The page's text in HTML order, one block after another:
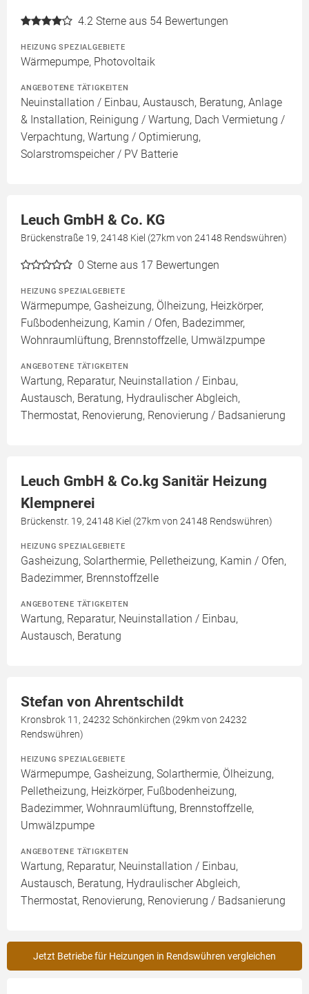
4.2 Sterne aus 54 Bewertungen
HEIZUNG SPEZIALGEBIETE
Wärmepumpe, Photovoltaik
ANGEBOTENE TÄTIGKEITEN
Neuinstallation / Einbau, Austausch, Beratung, Anlage
& Installation, Reinigung / Wartung, Dach Vermietung /
Verpachtung, Wartung / Optimierung,
Solarstromspeicher / PV Batterie
Leuch GmbH & Co. KG
Brückenstraße 19, 24148 Kiel (27km von 24148 Rendswühren)
0 Sterne aus 17 Bewertungen
HEIZUNG SPEZIALGEBIETE
Wärmepumpe, Gasheizung, Ölheizung, Heizkörper,
Fußbodenheizung, Kamin / Ofen, Badezimmer,
Wohnraumlüftung, Brennstoffzelle, Umwälzpumpe
ANGEBOTENE TÄTIGKEITEN
Wartung, Reparatur, Neuinstallation / Einbau,
Austausch, Beratung, Hydraulischer Abgleich,
Thermostat, Renovierung, Renovierung / Badsanierung
Leuch GmbH & Co.kg Sanitär Heizung
Klempnerei
Brückenstr. 19, 24148 Kiel (27km von 24148 Rendswühren)
HEIZUNG SPEZIALGEBIETE
Gasheizung, Solarthermie, Pelletheizung, Kamin / Ofen,
Badezimmer, Brennstoffzelle
ANGEBOTENE TÄTIGKEITEN
Wartung, Reparatur, Neuinstallation / Einbau,
Austausch, Beratung
Stefan von Ahrentschildt
Kronsbrok 11, 24232 Schönkirchen (29km von 24232
Rendswühren)
HEIZUNG SPEZIALGEBIETE
Wärmepumpe, Gasheizung, Solarthermie, Ölheizung,
Pelletheizung, Heizkörper, Fußbodenheizung,
Badezimmer, Wohnraumlüftung, Brennstoffzelle,
Umwälzpumpe
ANGEBOTENE TÄTIGKEITEN
Wartung, Reparatur, Neuinstallation / Einbau,
Austausch, Beratung, Hydraulischer Abgleich,
Thermostat, Renovierung, Renovierung / Badsanierung
Jetzt Betriebe für Heizungen in Rendswühren vergleichen